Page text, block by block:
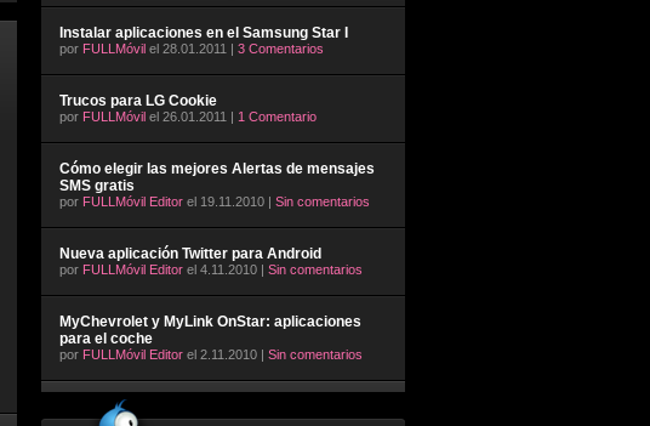
Instalar aplicaciones en el Samsung Star I
por FULLMóvil el 28.01.2011 | 3 Comentarios
Trucos para LG Cookie
por FULLMóvil el 26.01.2011 | 1 Comentario
Cómo elegir las mejores Alertas de mensajes
SMS gratis
por FULLMóvil Editor el 19.11.2010 | Sin comentarios
Nueva aplicación Twitter para Android
por FULLMóvil Editor el 4.11.2010 | Sin comentarios
MyChevrolet y MyLink OnStar: aplicaciones
para el coche
por FULLMóvil Editor el 2.11.2010 | Sin comentarios